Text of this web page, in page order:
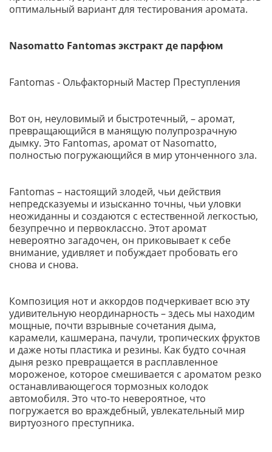
оптимальный вариант для тестирования аромата.
Nasomatto Fantomas экстракт де парфюм
Fantomas - Ольфакторный Мастер Преступления
Вот он, неуловимый и быстротечный, – аромат,
превращающийся в манящую полупрозрачную
дымку. Это Fantomas, аромат от Nasomatto,
полностью погружающийся в мир утонченного зла.
Fantomas – настоящий злодей, чьи действия
непредсказуемы и изысканно точны, чьи уловки
неожиданны и создаются с естественной легкостью,
безупречно и первоклассно. Этот аромат
невероятно загадочен, он приковывает к себе
внимание, удивляет и побуждает пробовать его
снова и снова.
Композиция нот и аккордов подчеркивает всю эту
удивительную неординарность – здесь мы находим
мощные, почти взрывные сочетания дыма,
карамели, кашмерана, пачули, тропических фруктов
и даже ноты пластика и резины. Как будто сочная
дыня резко превращается в расплавленное
мороженое, которое смешивается с ароматом резко
останавливающегося тормозных колодок
автомобиля. Это что-то невероятное, что
погружается во враждебный, увлекательный мир
виртуозного преступника.